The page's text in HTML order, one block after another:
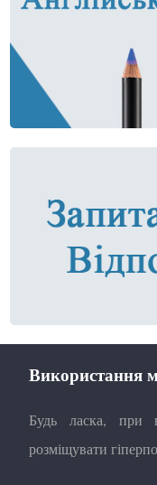
Використання
Будь ласка, при
розміщувати